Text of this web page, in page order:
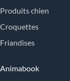
Produits chien
Croquettes
Friandises
Animabook